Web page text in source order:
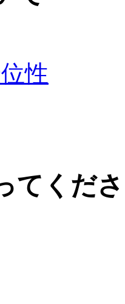
性
てくだ